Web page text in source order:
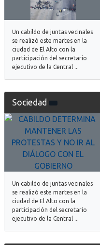
Un cabildo de juntas vecinales
se realizó este martes en la
ciudad de El Alto con la
participación del secretario
ejecutivo de la Central ...
Sociedad
Un cabildo de juntas vecinales
se realizó este martes en la
ciudad de El Alto con la
participación del secretario
ejecutivo de la Central ...